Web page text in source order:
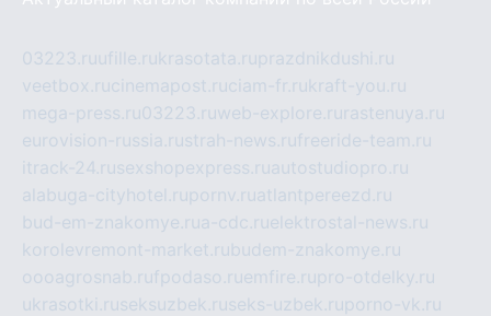
03223.ruufille.rukrasotata.ruprazdnikdushi.ru
veetbox.rucinemapost.ruciam-fr.rukraft-you.ru
mega-press.ru03223.ruweb-explore.ru rastenuya.ru
eurovision-russia.rustrah-news.rufreeride-team.ru
itrack-24.rusexshopexpress.ruautostudiopro.ru
alabuga-cityhotel.rupornv.ruatlantpereezd.ru
bud-em-znakomye.rua-cdc.ruelektrostal-news.ru
korolevremont-market.rubudem-znakomye.ru
oooagrosnab.rufpodaso.ruemfire.rupro-otdelky.ru
ukrasotki.ruseksuzbek.ruseks-uzbek.ruporno-vk.ru